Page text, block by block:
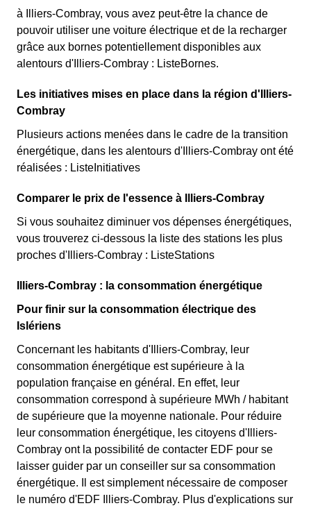
à Illiers-Combray, vous avez peut-être la chance de
pouvoir utiliser une voiture électrique et de la recharger
grâce aux bornes potentiellement disponibles aux
alentours d'Illiers-Combray : ListeBornes.
Les initiatives mises en place dans la région d'Illiers-
Combray
Plusieurs actions menées dans le cadre de la transition
énergétique, dans les alentours d'Illiers-Combray ont été
réalisées : ListeInitiatives
Comparer le prix de l'essence à Illiers-Combray
Si vous souhaitez diminuer vos dépenses énergétiques,
vous trouverez ci-dessous la liste des stations les plus
proches d'Illiers-Combray : ListeStations
Illiers-Combray : la consommation énergétique
Pour finir sur la consommation électrique des
Islériens
Concernant les habitants d'Illiers-Combray, leur
consommation énergétique est supérieure à la
population française en général. En effet, leur
consommation correspond à supérieure MWh / habitant
de supérieure que la moyenne nationale. Pour réduire
leur consommation énergétique, les citoyens d'Illiers-
Combray ont la possibilité de contacter EDF pour se
laisser guider par un conseiller sur sa consommation
énergétique. Il est simplement nécessaire de composer
le numéro d'EDF Illiers-Combray. Plus d'explications sur